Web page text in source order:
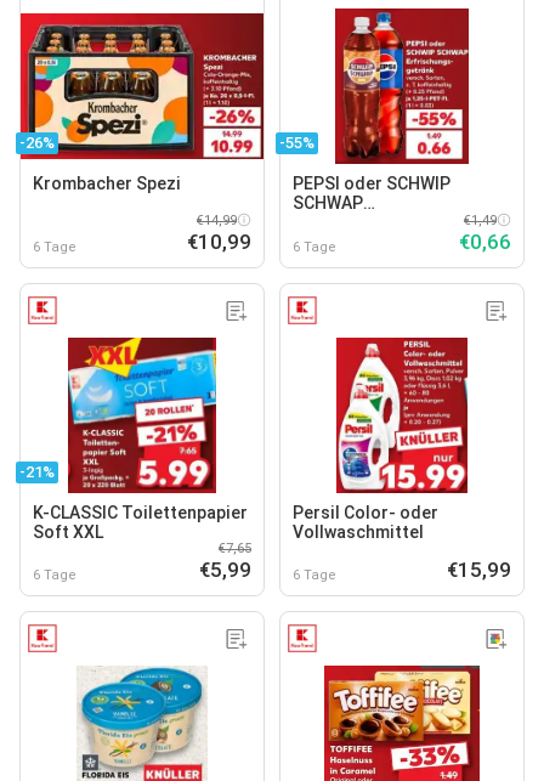
-26%
Krombacher Spezi
6 Tage
€14,99
€10,99
-55%
PEPSI oder SCHWIP
SCHWAP
6 Tage
€1,49
€0,66
-21%
K-CLASSIC Toilettenpapier
Soft XXL
6 Tage
€7,65
€5,99
Persil Color- oder
Vollwaschmittel
6 Tage €15,99